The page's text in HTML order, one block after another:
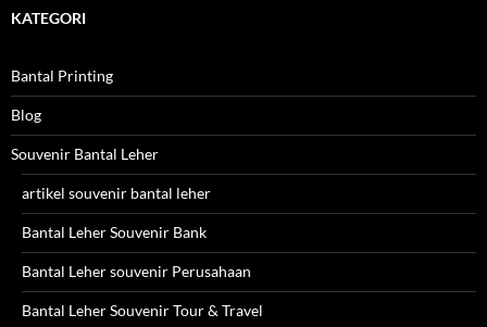
KATEGORI
Bantal Printing
Blog
Souvenir Bantal Leher
artikel souvenir bantal leher
Bantal Leher Souvenir Bank
Bantal Leher souvenir Perusahaan
Bantal Leher Souvenir Tour & Travel